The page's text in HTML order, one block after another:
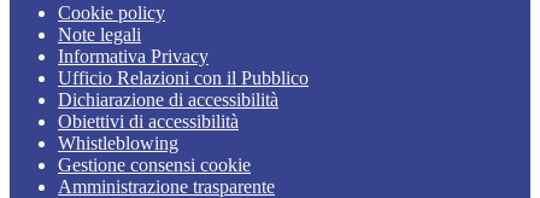
Cookie policy
Note legali
Informativa Privacy
Ufficio Relazioni con il Pubblico
Dichiarazione di accessibilità
Obiettivi di accessibilità
Whistleblowing
Gestione consensi cookie
Amministrazione trasparente